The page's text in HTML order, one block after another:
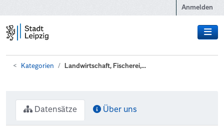
Anmelden
Kategorien Landwirtschaft, Fischerei,...
Datensätze Über uns